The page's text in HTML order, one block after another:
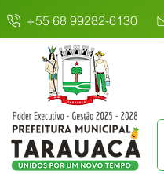
+55 68 99282-6130